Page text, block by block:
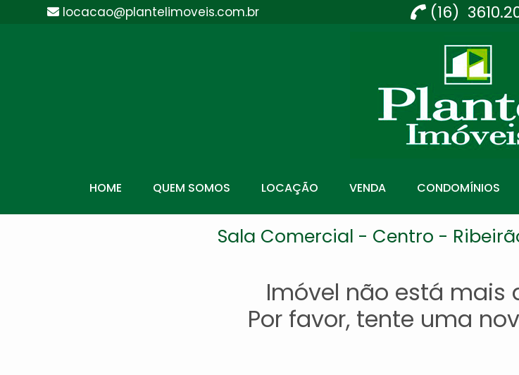
locacao@plantelimoveis.com.br (16)
HOME QUEM SOMOS LOCAÇÃO VENDA CONDOMÍNIOS
Sala Comercial - Centro -
Imóvel não está mais
Por favor, tente uma